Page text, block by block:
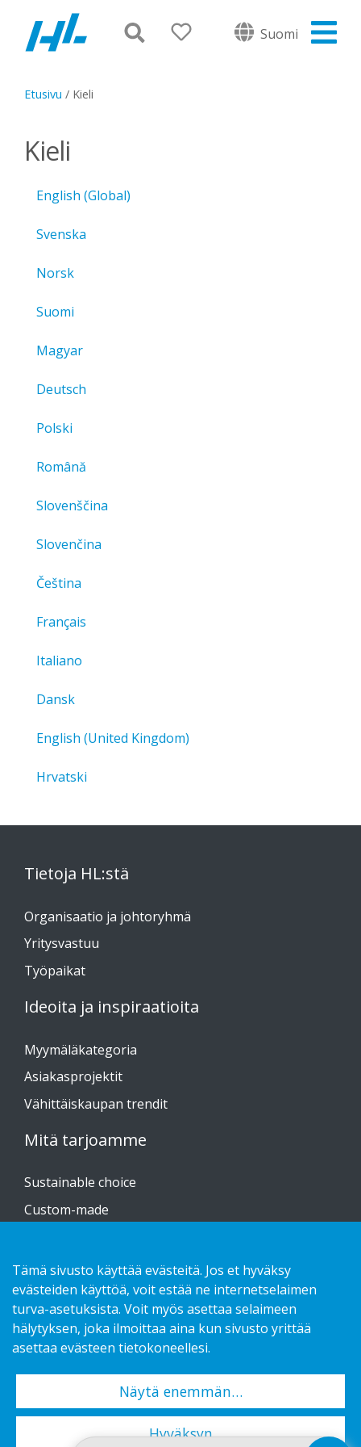
Suomi
Etusivu / Kieli
Kieli
English (Global)
Svenska
Norsk
Suomi
Magyar
Deutsch
Polski
Română
Slovenščina
Slovenčina
Čeština
Français
Italiano
Dansk
English (United Kingdom)
Hrvatski
Tietoja HL:stä
Organisaatio ja johtoryhmä
Yritysvastuu
Työpaikat
Ideoita ja inspiraatioita
Myymäläkategoria
Asiakasprojektit
Vähittäiskaupan trendit
Mitä tarjoamme
Sustainable choice
Custom-made
Kuvasto
Ota yhteyttä!
Tietosuojaseloste
Copyright 2026 HL Display AB. All rights reserved.
Tämä sivusto käyttää evästeitä. Jos et hyväksy
evästeiden käyttöä, voit estää ne internetselaimen
turva-asetuksista. Voit myös asettaa selaimeen
hälytyksen, joka ilmoittaa aina kun sivusto yrittää
asettaa evästeen tietokoneellesi.
Näytä enemmän…
Hyväksyn